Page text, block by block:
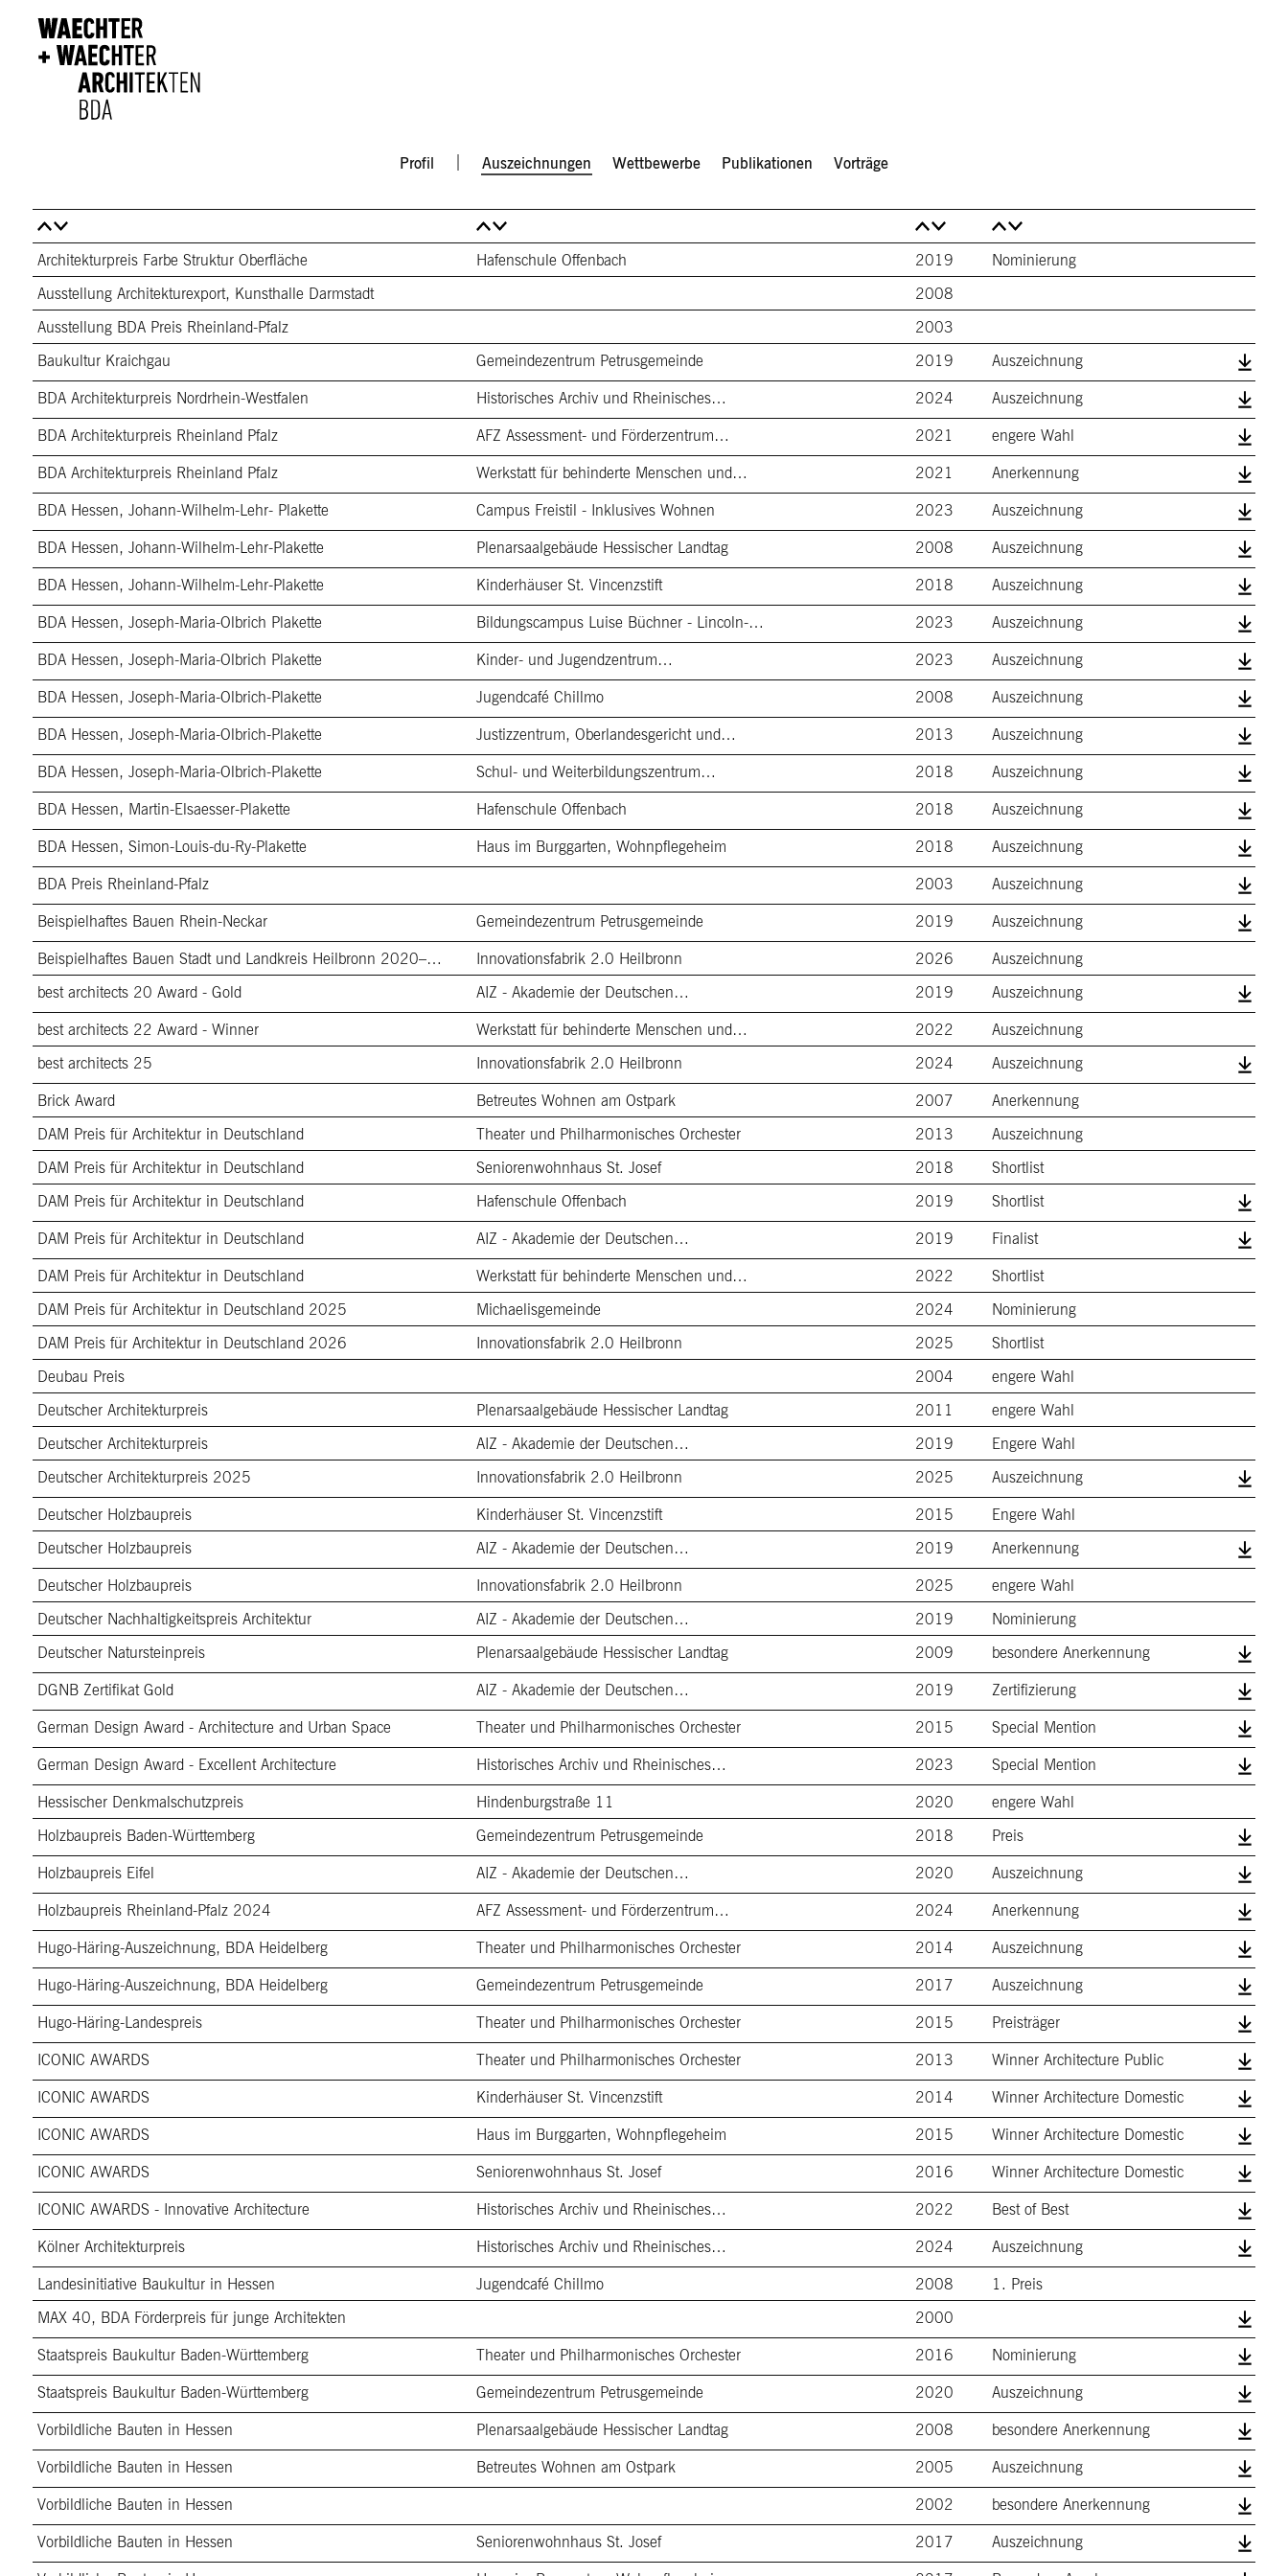
Profil Auszeichnungen Wettbewerbe Publikationen Vorträge
Architekturpreis Farbe Struktur Oberfläche Hafenschule Offenbach 2019
Nominierung
Ausstellung Architekturexport, Kunsthalle Darmstadt
2008
Ausstellung BDA Preis Rheinland-Pfalz
2003
Baukultur Kraichgau
Gemeindezentrum Petrusgemeinde 2019
Auszeichnung
BDA Architekturpreis Nordrhein-Westfalen
Historisches Archiv und Rheinisches… 2024
Auszeichnung
BDA Architekturpreis Rheinland Pfalz
AFZ Assessment- und Förderzentrum… 2021
engere Wahl
BDA Architekturpreis Rheinland Pfalz
Werkstatt für behinderte Menschen und… 2021
Anerkennung
BDA Hessen, Johann-Wilhelm-Lehr- Plakette
Campus Freistil - Inklusives Wohnen 2023
Auszeichnung
BDA Hessen, Johann-Wilhelm-Lehr-Plakette
Plenarsaalgebäude Hessischer Landtag 2008
Auszeichnung
BDA Hessen, Johann-Wilhelm-Lehr-Plakette
Kinderhäuser St. Vincenzstift 2018
Auszeichnung
BDA Hessen, Joseph-Maria-Olbrich Plakette
Bildungscampus Luise Büchner - Lincoln-… 2023
Auszeichnung
BDA Hessen, Joseph-Maria-Olbrich Plakette
Kinder- und Jugendzentrum… 2023
Auszeichnung
BDA Hessen, Joseph-Maria-Olbrich-Plakette
Jugendcafé Chillmo 2008
Auszeichnung
BDA Hessen, Joseph-Maria-Olbrich-Plakette
Justizzentrum, Oberlandesgericht und… 2013
Auszeichnung
BDA Hessen, Joseph-Maria-Olbrich-Plakette
Schul- und Weiterbildungszentrum… 2018
Auszeichnung
BDA Hessen, Martin-Elsaesser-Plakette
Hafenschule Offenbach 2018
Auszeichnung
BDA Hessen, Simon-Louis-du-Ry-Plakette
Haus im Burggarten, Wohnpflegeheim 2018
Auszeichnung
BDA Preis Rheinland-Pfalz
2003
Auszeichnung
Beispielhaftes Bauen Rhein-Neckar
Gemeindezentrum Petrusgemeinde 2019
Auszeichnung
Beispielhaftes Bauen Stadt und Landkreis Heilbronn 2020–2026
Innovationsfabrik 2.0 Heilbronn 2026
Auszeichnung
best architects 20 Award - Gold
AIZ - Akademie der Deutschen… 2019
Auszeichnung
best architects 22 Award - Winner
Werkstatt für behinderte Menschen und… 2022
Auszeichnung
best architects 25
Innovationsfabrik 2.0 Heilbronn 2024
Auszeichnung
Brick Award
Betreutes Wohnen am Ostpark 2007
Anerkennung
DAM Preis für Architektur in Deutschland
Theater und Philharmonisches Orchester 2013
Auszeichnung
DAM Preis für Architektur in Deutschland
Seniorenwohnhaus St. Josef 2018
Shortlist
DAM Preis für Architektur in Deutschland
Hafenschule Offenbach 2019
Shortlist
DAM Preis für Architektur in Deutschland
AIZ - Akademie der Deutschen… 2019
Finalist
DAM Preis für Architektur in Deutschland
Werkstatt für behinderte Menschen und… 2022
Shortlist
DAM Preis für Architektur in Deutschland 2025
Michaelisgemeinde 2024
Nominierung
DAM Preis für Architektur in Deutschland 2026
Innovationsfabrik 2.0 Heilbronn 2025
Shortlist
Deubau Preis
2004
engere Wahl
Deutscher Architekturpreis
Plenarsaalgebäude Hessischer Landtag 2011
engere Wahl
Deutscher Architekturpreis
AIZ - Akademie der Deutschen… 2019
Engere Wahl
Deutscher Architekturpreis 2025
Innovationsfabrik 2.0 Heilbronn 2025
Auszeichnung
Deutscher Holzbaupreis
Kinderhäuser St. Vincenzstift 2015
Engere Wahl
Deutscher Holzbaupreis
AIZ - Akademie der Deutschen… 2019
Anerkennung
Deutscher Holzbaupreis
Innovationsfabrik 2.0 Heilbronn 2025
engere Wahl
Deutscher Nachhaltigkeitspreis Architektur
AIZ - Akademie der Deutschen… 2019
Nominierung
Deutscher Natursteinpreis
Plenarsaalgebäude Hessischer Landtag 2009
besondere Anerkennung
DGNB Zertifikat Gold
AIZ - Akademie der Deutschen… 2019
Zertifizierung
German Design Award - Architecture and Urban Space
Theater und Philharmonisches Orchester 2015
Special Mention
German Design Award - Excellent Architecture
Historisches Archiv und Rheinisches… 2023
Special Mention
Hessischer Denkmalschutzpreis
Hindenburgstraße 11 2020
engere Wahl
Holzbaupreis Baden-Württemberg
Gemeindezentrum Petrusgemeinde 2018
Preis
Holzbaupreis Eifel
AIZ - Akademie der Deutschen… 2020
Auszeichnung
Holzbaupreis Rheinland-Pfalz 2024
AFZ Assessment- und Förderzentrum… 2024
Anerkennung
Hugo-Häring-Auszeichnung, BDA Heidelberg
Theater und Philharmonisches Orchester 2014
Auszeichnung
Hugo-Häring-Auszeichnung, BDA Heidelberg
Gemeindezentrum Petrusgemeinde 2017
Auszeichnung
Hugo-Häring-Landespreis
Theater und Philharmonisches Orchester 2015
Preisträger
ICONIC AWARDS
Theater und Philharmonisches Orchester 2013
Winner Architecture Public
ICONIC AWARDS
Kinderhäuser St. Vincenzstift 2014
Winner Architecture Domestic
ICONIC AWARDS
Haus im Burggarten, Wohnpflegeheim 2015
Winner Architecture Domestic
ICONIC AWARDS
Seniorenwohnhaus St. Josef 2016
Winner Architecture Domestic
ICONIC AWARDS - Innovative Architecture
Historisches Archiv und Rheinisches… 2022
Best of Best
Kölner Architekturpreis
Historisches Archiv und Rheinisches… 2024
Auszeichnung
Landesinitiative Baukultur in Hessen
Jugendcafé Chillmo 2008
1. Preis
MAX 40, BDA Förderpreis für junge Architekten
2000
Staatspreis Baukultur Baden-Württemberg
Theater und Philharmonisches Orchester 2016
Nominierung
Staatspreis Baukultur Baden-Württemberg
Gemeindezentrum Petrusgemeinde 2020
Auszeichnung
Vorbildliche Bauten in Hessen
Plenarsaalgebäude Hessischer Landtag 2008
besondere Anerkennung
Vorbildliche Bauten in Hessen
Betreutes Wohnen am Ostpark 2005
Auszeichnung
Vorbildliche Bauten in Hessen
2002
besondere Anerkennung
Vorbildliche Bauten in Hessen
Seniorenwohnhaus St. Josef 2017
Auszeichnung